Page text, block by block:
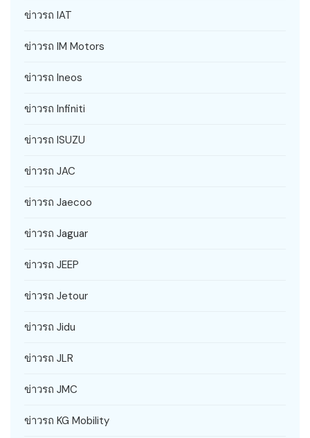
ข่าวรถ IAT
ข่าวรถ IM Motors
ข่าวรถ Ineos
ข่าวรถ Infiniti
ข่าวรถ ISUZU
ข่าวรถ JAC
ข่าวรถ Jaecoo
ข่าวรถ Jaguar
ข่าวรถ JEEP
ข่าวรถ Jetour
ข่าวรถ Jidu
ข่าวรถ JLR
ข่าวรถ JMC
ข่าวรถ KG Mobility